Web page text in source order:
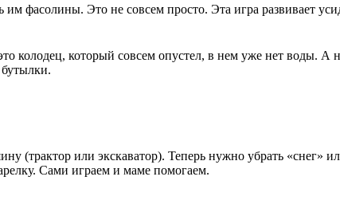
фасолины. Это не совсем просто. Эта игра развивает
колодец, который совсем опустел, в нем уже нет воды.
(трактор или экскаватор). Теперь нужно убрать «снег»
Сами играем и маме помогаем.